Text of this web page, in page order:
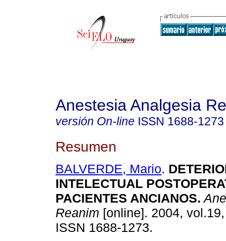
Anestesia Analgesia
versión On-line ISSN 1688-1273
Resumen
BALVERDE, Mario.
INTELECTUAL
PACIENTES ANCIANOS.
Reanim [online]. 2004,
ISSN 1688-1273.